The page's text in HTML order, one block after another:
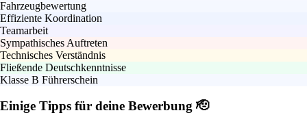
Fahrzeugbewertung
Effiziente Koordination
Teamarbeit
Sympathisches Auftreten
Technisches Verständnis
Fließende Deutschkenntnisse
Klasse B Führerschein
Einige Tipps für deine Bewerbung 🫡